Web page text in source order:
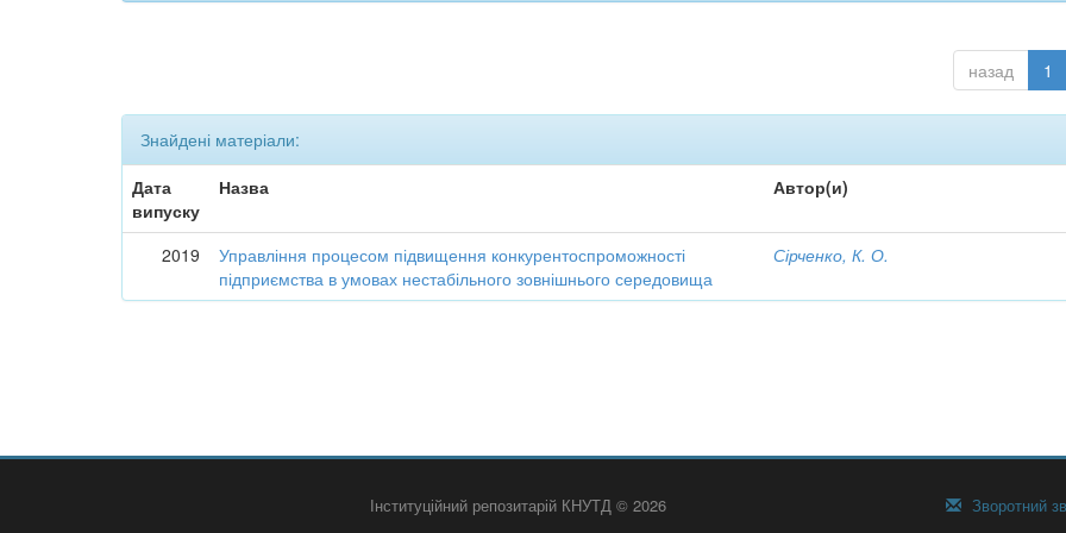
назад 1
Знайдені матеріали:
Дата
випуску
Назва Автор(и)
2019
Управління процесом підвищення конкурентоспроможності
підприємства в умовах нестабільного зовнішнього середовища
Сірченко, К. О.
Інституційний репозитарій КНУТД © 2026 Зворотний